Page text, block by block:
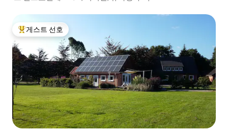
상위 게스트 선호
게스트 선호